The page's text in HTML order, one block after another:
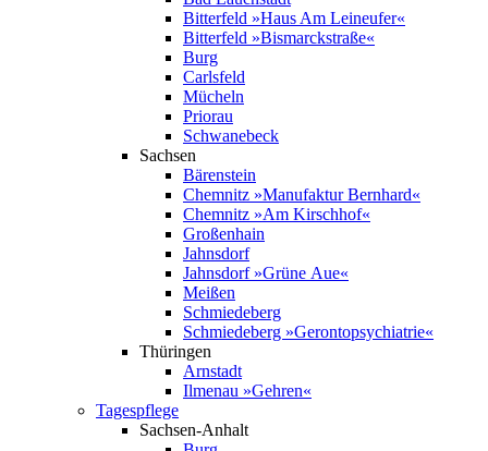
Bitterfeld »Haus Am Leineufer«
Bitterfeld »Bismarck­straße«
Burg
Carlsfeld
Mücheln
Priorau
Schwanebeck
Sachsen
Bärenstein
Chemnitz »Manufaktur Bernhard«
Chemnitz »Am Kirschhof«
Großenhain
Jahnsdorf
Jahnsdorf »Grüne Aue«
Meißen
Schmiedeberg
Schmiedeberg »Geronto­psychiatrie«
Thüringen
Arnstadt
Ilmenau »Gehren«
Tagespflege
Sachsen-Anhalt